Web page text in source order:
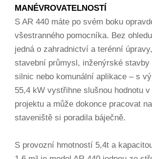
MANÉVROVATELNOSTÍ
S AR 440 máte po svém boku
všestranného pomocníka. Bez
jedná o zahradnictví a terénní
stavební průmysl, inženýrské stavby
silnic nebo komunální aplikace – s
55,4 kW vystřihne slušnou hodnotu v
projektu a může dokonce pracovat
staveniště si poradila báječně.
S provozní hmotností 5,4t a